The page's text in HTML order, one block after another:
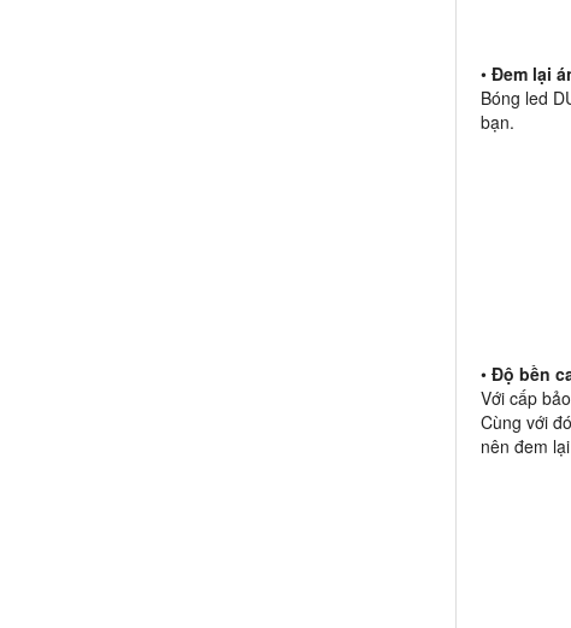
•Đem lại
Bóng led
bạn.
•Độ bền
Với cấp
Cùng với
nên đem